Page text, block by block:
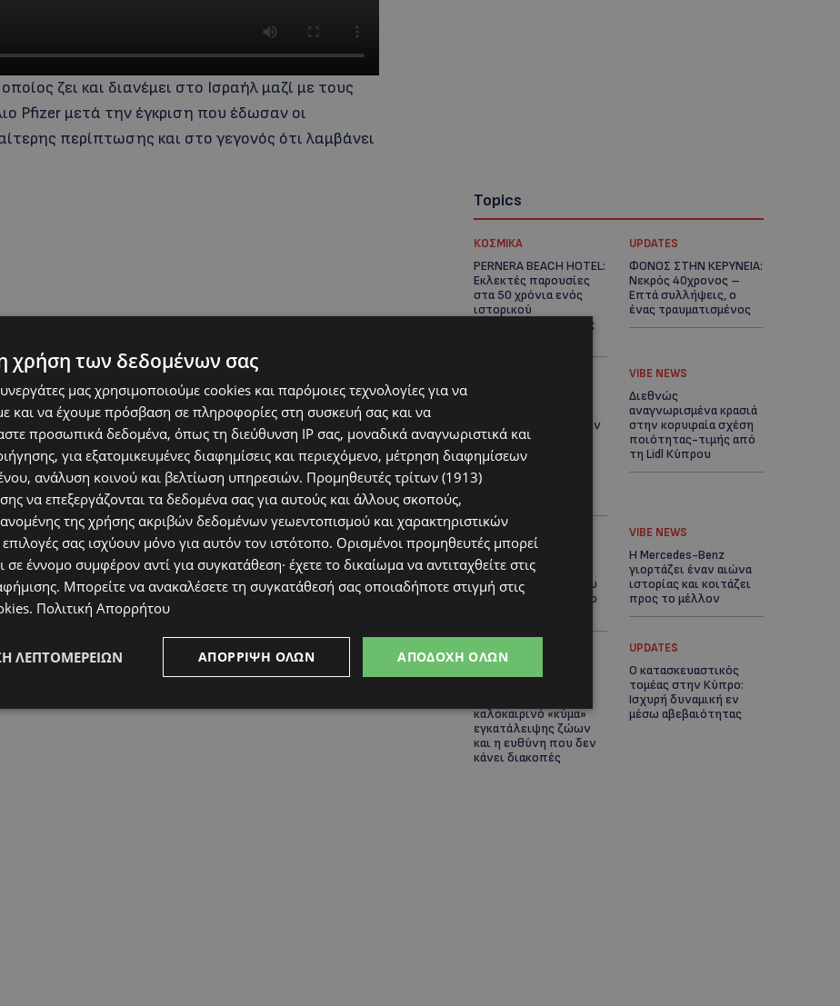
ζει και διανέμει στο Ισραήλ μαζί με τους
Pfizer μετά την έγκριση που έδωσαν οι
περίπτωσης και στο γεγονός ότι λαμβάνει
Topics
ΚΟΣΜΙΚΑ
PERNERA BEACH HOTEL:
Εκλεκτές παρουσίες
στα 50 χρόνια ενός
ιστορικού
ξενοδοχείου-Ποιους
UPDATES
ΦΟΝΟΣ ΣΤΗΝ ΚΕΡΥΝΕΙΑ:
Νεκρός 40χρονος –
Επτά συλλήψεις, ο
ένας τραυματισμένος
στην παραλία σκύλων
– Πολίτες ζητούν
λύσεις για
ηλικιωμένους και
άτομα με αναπηρία-
VIBE NEWS
Διεθνώς
αναγνωρισμένα κρασιά
στην κορυφαία σχέση
ποιότητας-τιμής από
τη Lidl Κύπρου
Ξεκίνησε η
αντικατάσταση 100
χιλιομέτρων δικτύου
ύδρευσης στο κέντρο
VIBE NEWS
Η Mercedes-Benz
γιορτάζει έναν αιώνα
ιστορίας και κοιτάζει
προς το μέλλον
καλοκαιρινό «κύμα»
εγκατάλειψης ζώων
και η ευθύνη που δεν
κάνει διακοπές
UPDATES
Ο κατασκευαστικός
τομέας στην Κύπρο:
Ισχυρή δυναμική εν
μέσω αβεβαιότητας
χρήση των δεδομένων σας
μας χρησιμοποιούμε cookies και παρόμοιες τεχνολογίες για να
και να έχουμε πρόσβαση σε πληροφορίες στη συσκευή σας και να
προσωπικά δεδομένα, όπως τη διεύθυνση IP σας, μοναδικά αναγνωριστικά και
για εξατομικευμένες διαφημίσεις και περιεχόμενο, μέτρηση διαφημίσεων
ανάλυση κοινού και βελτίωση υπηρεσιών. Προμηθευτές τρίτων (1913)
να επεξεργάζονται τα δεδομένα σας για αυτούς και άλλους σκοπούς,
της χρήσης ακριβών δεδομένων γεωεντοπισμού και χαρακτηριστικών
σας ισχύουν μόνο για αυτόν τον ιστότοπο. Ορισμένοι προμηθευτές μπορεί
σε έννομο συμφέρον αντί για συγκατάθεση· έχετε το δικαίωμα να αντιταχθείτε στις
. Μπορείτε να ανακαλέσετε τη συγκατάθεσή σας οποιαδήποτε στιγμή στις
. Πολιτική Απορρήτου
ΑΠΟΔΟΧΉ ΌΛΩΝ
ΑΠΌΡΡΙΨΗ ΌΛΩΝ
ΛΕΠΤΟΜΕΡΕΙΏΝ